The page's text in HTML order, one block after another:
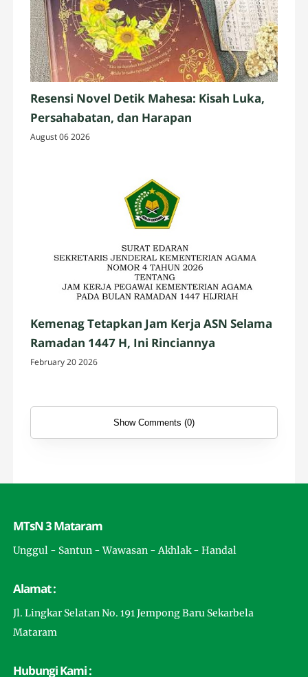
Resensi Novel Detik Mahesa: Kisah Luka,
Persahabatan, dan Harapan
August 06 2026
Kemenag Tetapkan Jam Kerja ASN Selama
Ramadan 1447 H, Ini Rinciannya
February 20 2026
Show Comments (0)
MTsN 3 Mataram
Unggul - Santun - Wawasan - Akhlak - Handal
Alamat :
Jl. Lingkar Selatan No. 191 Jempong Baru Sekarbela
Mataram
Hubungi Kami :